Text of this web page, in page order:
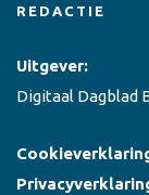
REDACTIE
Uitgever:
Digitaal Dagblad